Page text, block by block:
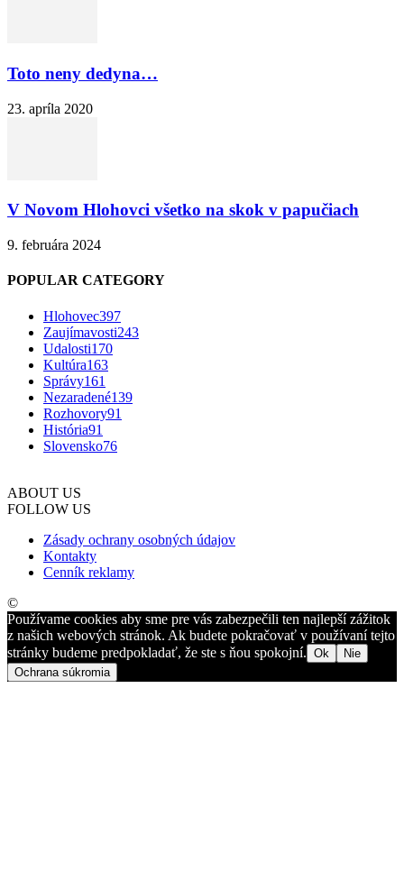
Toto neny dedyna…
23. apríla 2020
V Novom Hlohovci všetko na skok v papučiach
9. februára 2024
POPULAR CATEGORY
Hlohovec397
Zaujímavosti243
Udalosti170
Kultúra163
Správy161
Nezaradené139
Rozhovory91
História91
Slovensko76
ABOUT US
FOLLOW US
Zásady ochrany osobných údajov
Kontakty
Cenník reklamy
©
Používame cookies aby sme pre vás zabezpečili ten najlepší zážitok
z našich webových stránok. Ak budete pokračovať v používaní tejto
stránky budeme predpokladať, že ste s ňou spokojní. Ok
Nie
Ochrana súkromia